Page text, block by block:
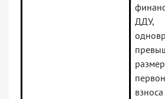
ДДУ,
размер